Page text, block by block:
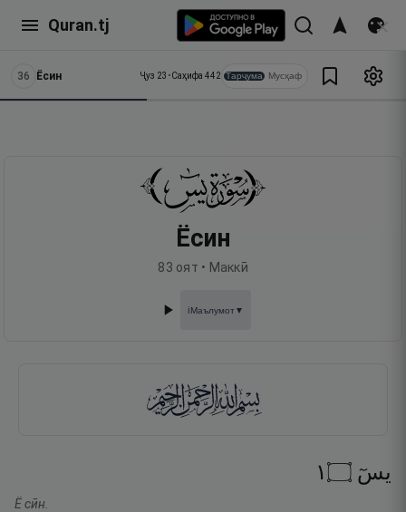
Quran.tj
36 Ёсин Ҷуз 23 •Саҳифа 442 Тарҷума Мусҳаф
Ёсин
83 оят • Маккӣ
ℹ️Маълумот▼
يسٓ ۝١
Ё сӣн.